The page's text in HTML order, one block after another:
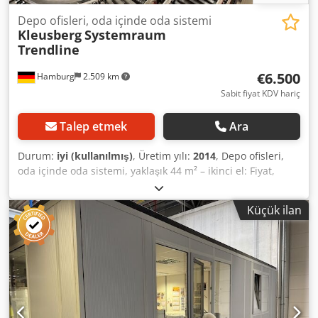
Hamburg 2.509 km
Depo ofisleri, oda içinde oda sistemi
KleusbergSystemraum
Trendline
€6.500
Sabit fiyat KDV hariç
Talep etmek Ara
Durum: iyi (kullanılmış), Üretim yılı: 2014, Depo ofisleri,
oda içinde oda sistemi, yaklaşık 44 m² – ikinci el: Fiyat,
bulunduğu yerden teslim: 6.500,00 € (net), sökülmüş,
paketlenmiş ve yüklenmiş olarak! Poz 3: Üretici: Kleusberg
Tip: Systemraum Trendline Üretim yılı: bilinmiyor,
muhtemelen 2014 Çatı, maksimum 100 kg ağırlığa kadar
insan yüküne dayanıklı olacak şekilde üzerinde yürünebilir
Eleman genişliği: yaklaşık 1,03 m Uzunluk (iç): yaklaşık 9,94
m (10 eleman) Derinlik (iç): yaklaşık 4,38 m (4 eleman ve bir
dar eleman) Yükseklik (iç): yaklaşık 2,61 m 2 adet kapı Tüm
ofisler üç taraftan kapalıdır ve bu nedenle bir tarafı salon
Küçük ilan